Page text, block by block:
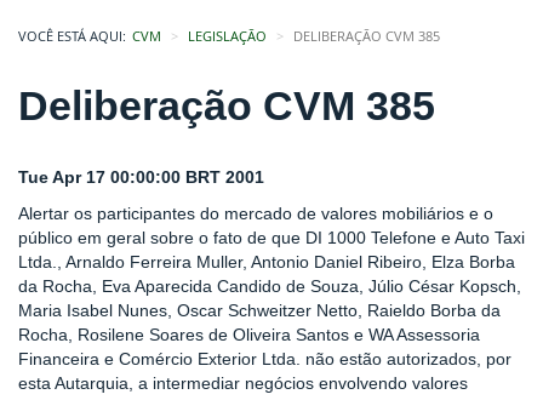
VOCÊ ESTÁ AQUI: CVM LEGISLAÇÃO DELIBERAÇÃO CVM 385
Deliberação CVM 385
Tue Apr 17 00:00:00 BRT 2001
Alertar os participantes do mercado de valores mobiliários e o
público em geral sobre o fato de que DI 1000 Telefone e Auto Taxi
Ltda., Arnaldo Ferreira Muller, Antonio Daniel Ribeiro, Elza Borba
da Rocha, Eva Aparecida Candido de Souza, Júlio César Kopsch,
Maria Isabel Nunes, Oscar Schweitzer Netto, Raieldo Borba da
Rocha, Rosilene Soares de Oliveira Santos e WA Assessoria
Financeira e Comércio Exterior Ltda. não estão autorizados, por
esta Autarquia, a intermediar negócios envolvendo valores